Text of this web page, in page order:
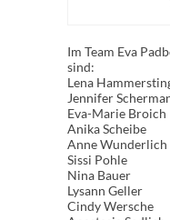
Im Team Eva
sind:
Lena
Jennifer
Eva-Marie Broich
Anika Scheibe
Anne Wunderlich
Sissi Pohle
Nina Bauer
Lysann Geller
Cindy Wersche